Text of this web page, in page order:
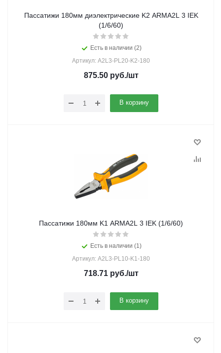
Пассатижи 180мм диэлектрические K2 ARMA2L 3 IEK
(1/6/60)
Есть в наличии (2)
Артикул: A2L3-PL20-K2-180
875.50руб./шт
В корзину
Пассатижи 180мм K1 ARMA2L 3 IEK (1/6/60)
Есть в наличии (1)
Артикул: A2L3-PL10-K1-180
718.71руб./шт
В корзину